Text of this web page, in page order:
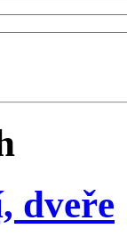
dveře